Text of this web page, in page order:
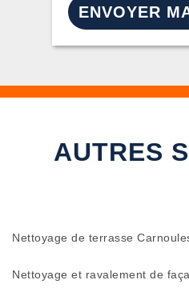
AUTRES
Nettoyage de terrasse
Nettoyage et ravalement de